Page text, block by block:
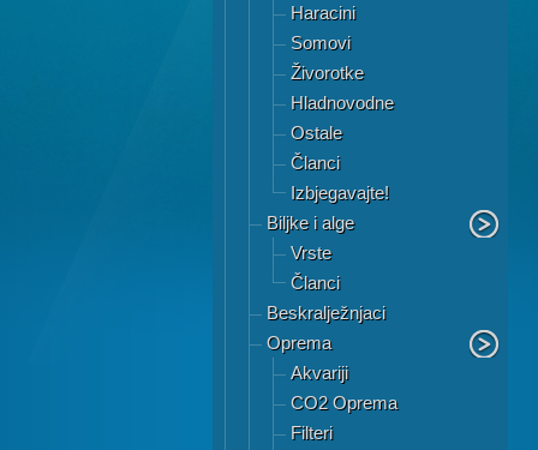
Haracini
Somovi
Živorotke
Hladnovodne
Ostale
Članci
Izbjegavajte!
Biljke i alge
Vrste
Članci
Beskralježnjaci
Oprema
Akvariji
CO2 Oprema
Filteri